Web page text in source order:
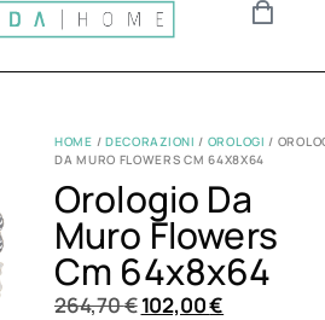
HOME / DECORAZIONI / OROLOGI /
DA MURO FLOWERS CM 64X8X64
Orologio Da
Muro Flowers
Cm 64x8x64
264,70€102,00€